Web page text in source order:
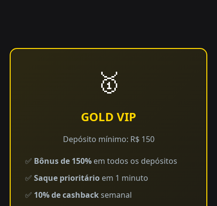
🥇
GOLD VIP
Depósito mínimo: R$ 150
✅ Bônus de 150% em todos os depósitos
✅ Saque prioritário em 1 minuto
✅ 10% de cashbacksemanal